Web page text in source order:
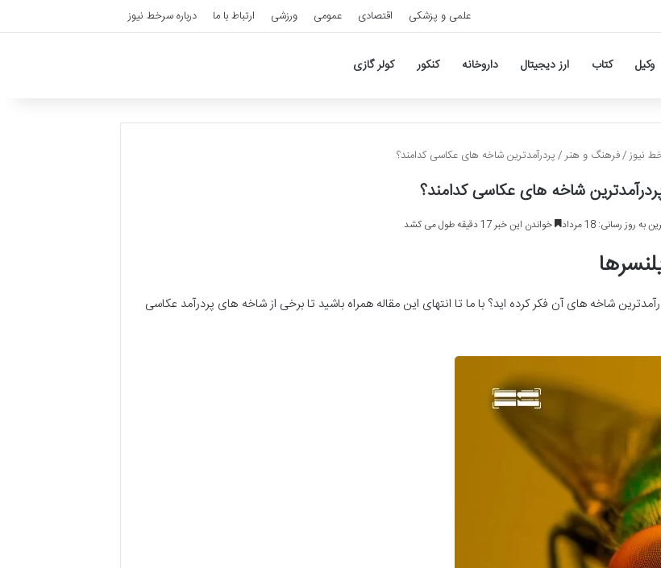
علمی و پزشکی اقتصادی عمومی ورزشی ارتباط با ما درباره سرخط نیوز
وکیل کتاب ارز دیجیتال داروخانه کنکور کولر گازی
نیوز/فرهنگ و هنر/پردرآمدترین شاخه های عکاسی کدامند؟
شاخه های عکاسی کدامند؟
به روز رسانی: 18 مرداد خواندن این خبر 17 دقیقه طول می کشد
شاخه های آن فکر کرده اید؟ با ما تا انتهای این مقاله همراه باشید تا برخی از شاخه های پردرآمد عکاسی